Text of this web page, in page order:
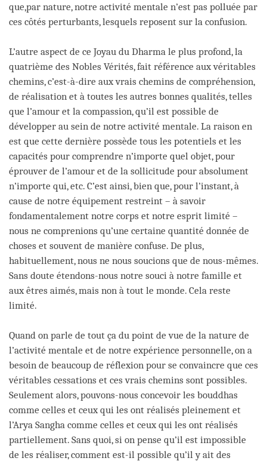
que,par nature, notre activité mentale n’est pas polluée par
ces côtés perturbants, lesquels reposent sur la confusion.
L’autre aspect de ce Joyau du Dharma le plus profond, la
quatrième des Nobles Vérités, fait référence aux véritables
chemins, c’est-à-dire aux vrais chemins de compréhension,
de réalisation et à toutes les autres bonnes qualités, telles
que l’amour et la compassion, qu’il est possible de
développer au sein de notre activité mentale. La raison en
est que cette dernière possède tous les potentiels et les
capacités pour comprendre n’importe quel objet, pour
éprouver de l’amour et de la sollicitude pour absolument
n’importe qui, etc. C’est ainsi, bien que, pour l’instant, à
cause de notre équipement restreint – à savoir
fondamentalement notre corps et notre esprit limité –
nous ne comprenions qu’une certaine quantité donnée de
choses et souvent de manière confuse. De plus,
habituellement, nous ne nous soucions que de nous-mêmes.
Sans doute étendons-nous notre souci à notre famille et
aux êtres aimés, mais non à tout le monde. Cela reste
limité.
Quand on parle de tout ça du point de vue de la nature de
l’activité mentale et de notre expérience personnelle, on a
besoin de beaucoup de réflexion pour se convaincre que ces
véritables cessations et ces vrais chemins sont possibles.
Seulement alors, pouvons-nous concevoir les bouddhas
comme celles et ceux qui les ont réalisés pleinement et
l’Arya Sangha comme celles et ceux qui les ont réalisés
partiellement. Sans quoi, si on pense qu’il est impossible
de les réaliser, comment est-il possible qu’il y ait des